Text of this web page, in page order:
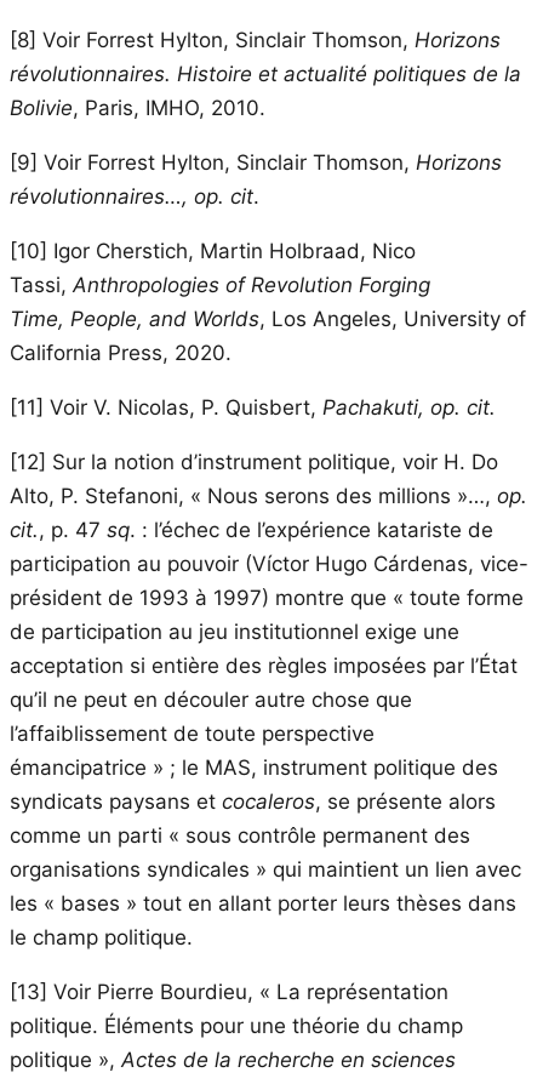
[8] Voir Forrest Hylton, Sinclair Thomson, Horizons
révolutionnaires. Histoire et actualité politiques de la
Bolivie, Paris, IMHO, 2010.
[9] Voir Forrest Hylton, Sinclair Thomson, Horizons
révolutionnaires…, op. cit.
[10] Igor Cherstich, Martin Holbraad, Nico
Tassi,Anthropologies of Revolution Forging
Time, People, and Worlds, Los Angeles, University of
California Press, 2020.
[11] Voir V. Nicolas, P. Quisbert, Pachakuti, op. cit.
[12] Sur la notion d’instrument politique, voir H. Do
Alto, P. Stefanoni, « Nous serons des millions »…, op.
cit., p. 47 sq. : l’échec de l’expérience katariste de
participation au pouvoir (Víctor Hugo Cárdenas, vice-
président de 1993 à 1997) montre que « toute forme
de participation au jeu institutionnel exige une
acceptation si entière des règles imposées par l’État
qu’il ne peut en découler autre chose que
l’affaiblissement de toute perspective
émancipatrice » ; le MAS, instrument politique des
syndicats paysans et cocaleros, se présente alors
comme un parti « sous contrôle permanent des
organisations syndicales » qui maintient un lien avec
les « bases » tout en allant porter leurs thèses dans
le champ politique.
[13] Voir Pierre Bourdieu, « La représentation
politique. Éléments pour une théorie du champ
politique »,Actes de la recherche en sciences